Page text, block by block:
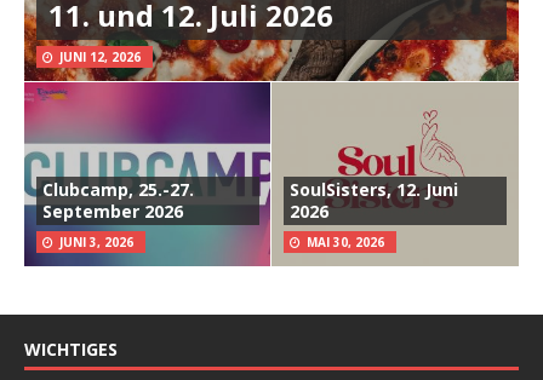
11. und 12. Juli 2026
JUNI 12, 2026
Clubcamp, 25.-27.
September 2026
JUNI 3, 2026
SoulSisters, 12. Juni
2026
MAI 30, 2026
WICHTIGES